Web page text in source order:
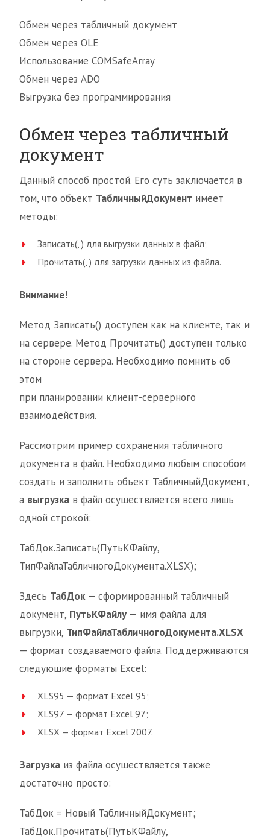
Обмен через табличный документ
Обмен через OLE
Использование COMSafeArray
Обмен через ADO
Выгрузка без программирования
Обмен через табличный
документ
Данный способ простой. Его суть заключается в
том, что объект ТабличныйДокумент имеет
методы:
Записать(, ) для выгрузки данных в файл;
Прочитать(, ) для загрузки данных из файла.
Внимание!
Метод Записать() доступен как на клиенте, так и
на сервере. Метод Прочитать() доступен только
на стороне сервера. Необходимо помнить об
этом
при планировании клиент-серверного
взаимодействия.
Рассмотрим пример сохранения табличного
документа в файл. Необходимо любым способом
создать и заполнить объект ТабличныйДокумент,
а выгрузка в файл осуществляется всего лишь
одной строкой:
ТабДок.Записать(ПутьКФайлу,
ТипФайлаТабличногоДокумента.XLSX);
Здесь ТабДок— сформированный табличный
документ, ПутьКФайлу — имя файла для
выгрузки, ТипФайлаТабличногоДокумента.XLSX
— формат создаваемого файла. Поддерживаются
следующие форматы Excel:
XLS95 — формат Excel 95;
XLS97 — формат Excel 97;
XLSX — формат Excel 2007.
Загрузка из файла осуществляется также
достаточно просто:
ТабДок = Новый ТабличныйДокумент;
ТабДок.Прочитать(ПутьКФайлу,